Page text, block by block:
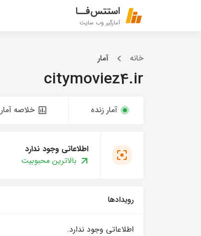
استتس‌فــا
آمارگیر وب سایت
خانه آمار
citymoviez4.ir
آمار زنده خلاصه آمار
اطلاعاتی وجود ندارد
بالاترین محبوبیت
رویدادها
اطلاعاتی وجود ندارد.